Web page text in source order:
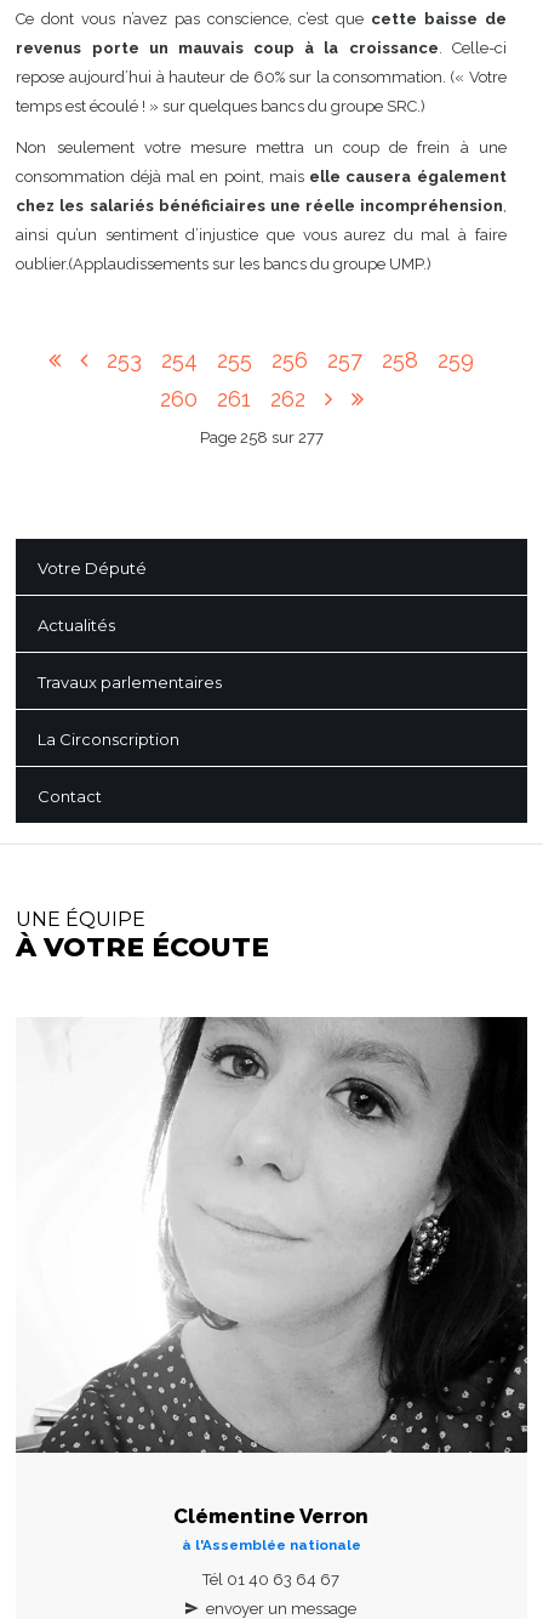
Ce dont vous n’avez pas conscience, c’est que cette baisse de
revenus porte un mauvais coup à la croissance. Celle-ci
repose aujourd’hui à hauteur de 60% sur la consommation. (« Votre
temps est écoulé ! » sur quelques bancs du groupe SRC.)
Non seulement votre mesure mettra un coup de frein à une
consommation déjà mal en point, mais elle causera également
chez les salariés bénéficiaires une réelle incompréhension,
ainsi qu’un sentiment d’injustice que vous aurez du mal à faire
oublier.(Applaudissements sur les bancs du groupe UMP.)
Page 258 sur 277
253 254 255 256 257 258
259
260
261 262
Votre Député
Actualités
Travaux parlementaires
La Circonscription
Contact
UNE ÉQUIPE
À VOTRE ÉCOUTE
Clémentine Verron
à l'Assemblée nationale
Tél 01 40 63 64 67
envoyer un message